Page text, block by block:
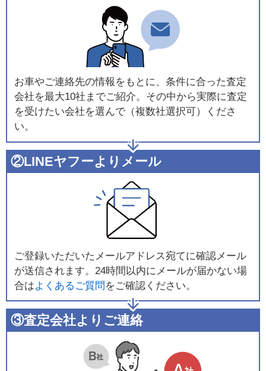
お車やご連絡先の情報をもとに、条件に合った査定
会社を最大10社までご紹介。その中から実際に査定
を受けたい会社を選んで（複数社選択可）くださ
い。
②LINEヤフーよりメール
ご登録いただいたメールアドレス宛てに確認メール
が送信されます。24時間以内にメールが届かない場
合はよくあるご質問 をご確認ください。
③査定会社よりご連絡